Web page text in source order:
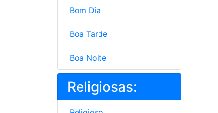
Bom Dia
Boa Tarde
Boa Noite
Religiosas: